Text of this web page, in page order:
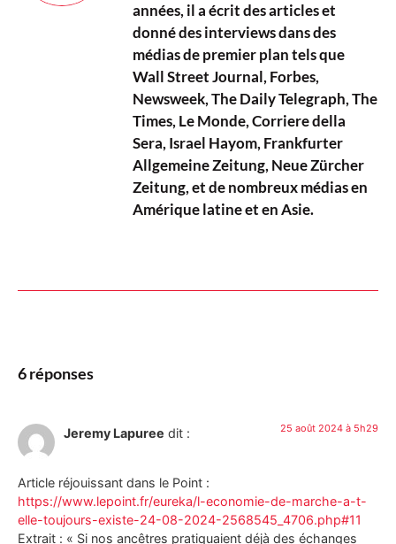
années, il a écrit des articles et
donné des interviews dans des
médias de premier plan tels que
Wall Street Journal, Forbes,
Newsweek, The Daily Telegraph, The
Times, Le Monde, Corriere della
Sera, Israel Hayom, Frankfurter
Allgemeine Zeitung, Neue Zürcher
Zeitung, et de nombreux médias en
Amérique latine et en Asie.
6 réponses
Jeremy Lapuree dit : 25 août 2024 à 5h29
Article réjouissant dans le Point :
https://www.lepoint.fr/eureka/l-economie-de-marche-a-t-
elle-toujours-existe-24-08-2024-2568545_4706.php#11
Extrait : « Si nos ancêtres pratiquaient déjà des échanges